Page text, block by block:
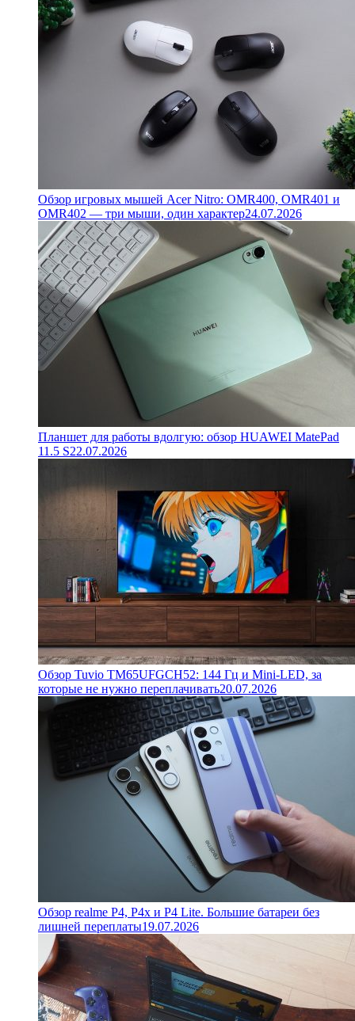
Обзор игровых мышей Acer Nitro: OMR400, OMR401 и
OMR402 — три мыши, один характер24.07.2026
Планшет для работы вдолгую: обзор HUAWEI MatePad
11.5 S22.07.2026
Обзор Tuvio TM65UFGCH52: 144 Гц и Mini-LED, за
которые не нужно переплачивать20.07.2026
Обзор realme P4, P4x и P4 Lite. Большие батареи без
лишней переплаты19.07.2026